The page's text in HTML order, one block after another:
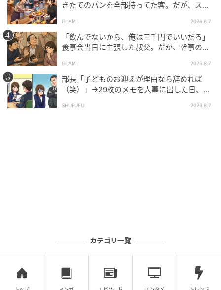
きたてのパンを全部持ってた客。だが、スタ
GLAM 2026.8.7
「飲んでないから、俺は三千円でいいだろ」
食事会当日に主張した叔父。だが、幹事のい
GLAM 2026.8.7
部長「子どものお迎えが理由なら辞めれば
（笑）」→29枚のメモを人事に出した日、部
SHUFUFU 2026.8.7
カテゴリ一覧